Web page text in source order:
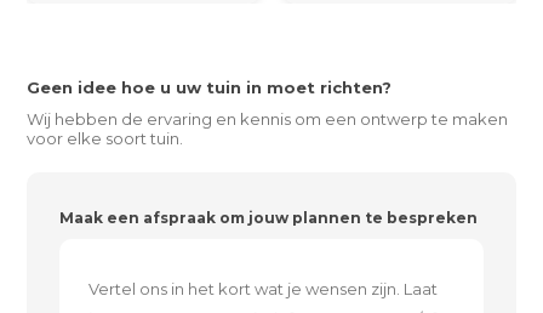
Geen idee hoe u uw tuin in moet richten?
Wij hebben de ervaring en kennis om een ontwerp te maken
voor elke soort tuin.
Maak een afspraak om jouw plannen te bespreken